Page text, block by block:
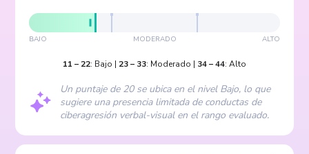
BAJO MODERADO ALTO
11 – 22: Bajo | 23– 33: Moderado | 34–44: Alto
Un puntaje de 20 se ubica en el nivel Bajo, lo que
sugiere una presencia limitada de conductas de
ciberagresión verbal-visual en el rango evaluado.